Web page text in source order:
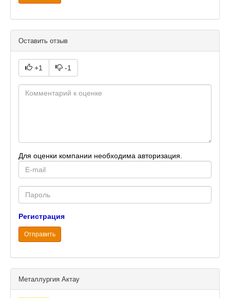
Оставить отзыв
+1 -1
Для оценки компании необходима авторизация.
mail
Password
Регистрация
Отправить
Металлургия Актау